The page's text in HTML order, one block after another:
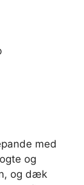
med
og
og dæk